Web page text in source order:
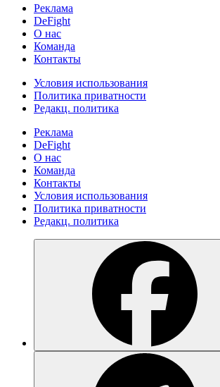
Реклама
DeFight
О нас
Команда
Контакты
Условия использования
Политика приватности
Редакц. политика
Реклама
DeFight
О нас
Команда
Контакты
Условия использования
Политика приватности
Редакц. политика